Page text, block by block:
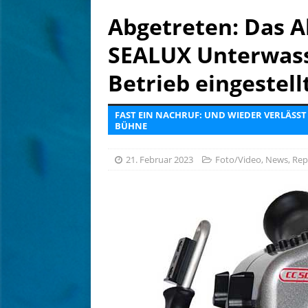
[ 7. August 2026 ] eoapp
[ 6. August 2026 ] Tief
Abgetreten: Das
SEALUX
Betrieb
FAST EIN NACHRUF: UND WIEDER
BÜHNE
21. Februar 2023 Foto/Video, News,